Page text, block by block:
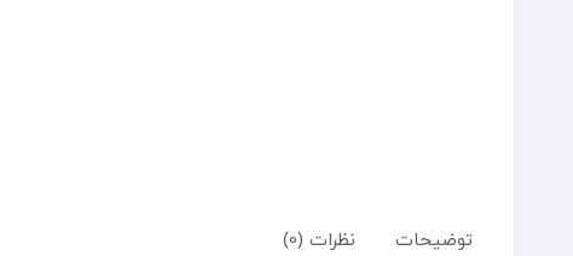
توضیحات نظرات (0)